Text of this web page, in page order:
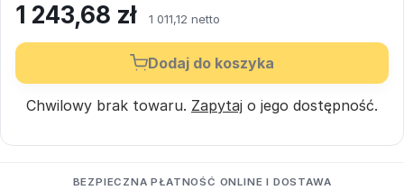
1 243,68 zł 1 011,12 netto
Dodaj do koszyka
Chwilowy brak towaru. Zapytaj o jego dostępność.
BEZPIECZNA PŁATNOŚĆ ONLINE I DOSTAWA